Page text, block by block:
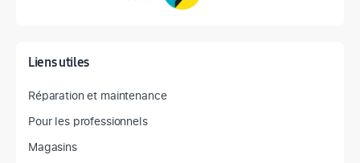
Liens utiles
Réparation et maintenance
Pour les professionnels
Magasins